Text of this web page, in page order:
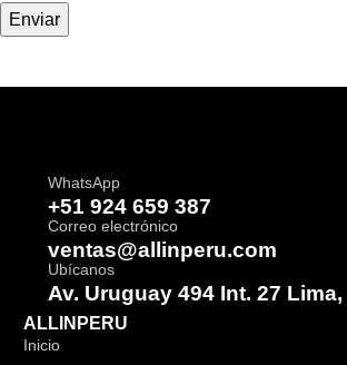
WhatsApp
+51 924 659 387
Correo electrónico
ventas@allinperu.com
Ubícanos
Av. Uruguay 494 Int. 27 Lima,
ALLINPERU
Inicio